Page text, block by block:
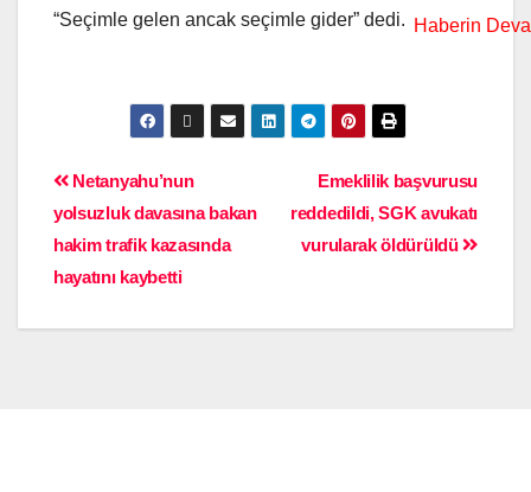
“Seçimle gelen ancak seçimle gider” dedi.
Emeklilik başvurusu
reddedildi, SGK avukatı
vurularak öldürüldü
Netanyahu’nun
yolsuzluk davasına bakan
hakim trafik kazasında
hayatını kaybetti